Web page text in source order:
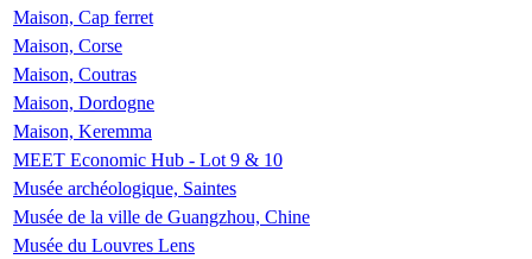
Maison, Cap ferret
Maison, Corse
Maison, Coutras
Maison, Dordogne
Maison, Keremma
MEET Economic Hub - Lot 9 & 10
Musée archéologique, Saintes
Musée de la ville de Guangzhou, Chine
Musée du Louvres Lens